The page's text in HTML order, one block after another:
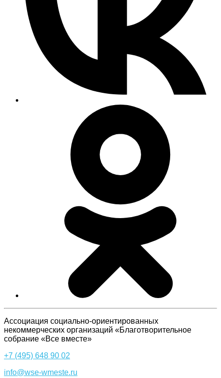
Ассоциация cоциально-ориентированных
некоммерческих организаций «Благотворительное
собрание «Все вместе»
+7 (495) 648 90 02
info@wse-wmeste.ru